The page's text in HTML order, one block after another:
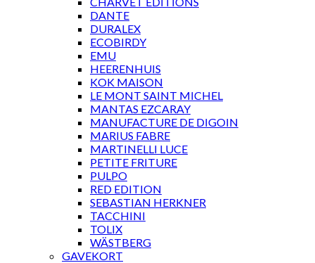
DANTE
DURALEX
ECOBIRDY
EMU
HEERENHUIS
KOK MAISON
LE MONT SAINT MICHEL
MANTAS EZCARAY
MANUFACTURE DE DIGOIN
MARIUS FABRE
MARTINELLI LUCE
PETITE FRITURE
PULPO
RED EDITION
SEBASTIAN HERKNER
TACCHINI
TOLIX
WÄSTBERG
GAVEKORT